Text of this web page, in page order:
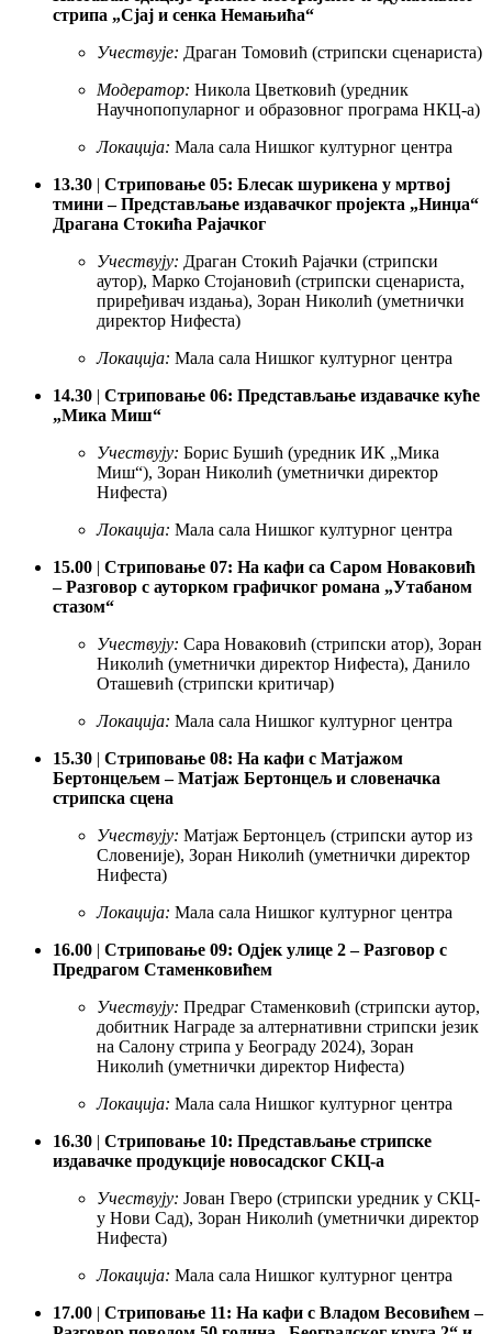
стрипа „Сјај и сенка Немањића“
Учествује: Драган Томовић (стрипски сценариста)
Модератор: Никола Цветковић (уредник
Научнопопуларног и образовног програма НКЦ-а)
Локација: Мала сала Нишког културног центра
13.30 | Стриповање 05: Блесак шурикена у мртвој
тмини – Представљање издавачког пројекта „Нинџа“
Драгана Стокића Рајачког
Учествују: Драган Стокић Рајачки (стрипски
аутор), Марко Стојановић (стрипски сценариста,
приређивач издања), Зоран Николић (уметнички
директор Нифеста)
Локација: Мала сала Нишког културног центра
14.30 | Стриповање 06: Представљање издавачке куће
„Мика Миш“
Учествују: Борис Бушић (уредник ИК „Мика
Миш“), Зоран Николић (уметнички директор
Нифеста)
Локација: Мала сала Нишког културног центра
15.00 | Стриповање 07: На кафи са Саром Новаковић
– Разговор с ауторком графичког романа „Утабаном
стазом“
Учествују: Сара Новаковић (стрипски атор), Зоран
Николић (уметнички директор Нифеста), Данило
Оташевић (стрипски критичар)
Локација: Мала сала Нишког културног центра
15.30 | Стриповање 08: На кафи с Матјажом
Бертонцељем – Матјаж Бертонцељ и словеначка
стрипска сцена
Учествују: Матјаж Бертонцељ (стрипски аутор из
Словеније), Зоран Николић (уметнички директор
Нифеста)
Локација: Мала сала Нишког културног центра
16.00 | Стриповање 09: Одјек улице 2 – Разговор с
Предрагом Стаменковићем
Учествују: Предраг Стаменковић (стрипски аутор,
добитник Награде за алтернативни стрипски језик
на Салону стрипа у Београду 2024), Зоран
Николић (уметнички директор Нифеста)
Локација: Мала сала Нишког културног центра
16.30 | Стриповање 10: Представљање стрипске
издавачке продукције новосадског СКЦ-а
Учествују: Јован Гверо (стрипски уредник у СКЦ-
у Нови Сад), Зоран Николић (уметнички директор
Нифеста)
Локација: Мала сала Нишког културног центра
17.00 | Стриповање 11: На кафи с Владом Весовићем –